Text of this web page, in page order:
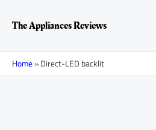
содержимому
The Appliances Reviews
Home»Direct-LED backlit